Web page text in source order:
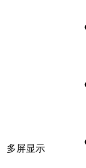
多屏显示